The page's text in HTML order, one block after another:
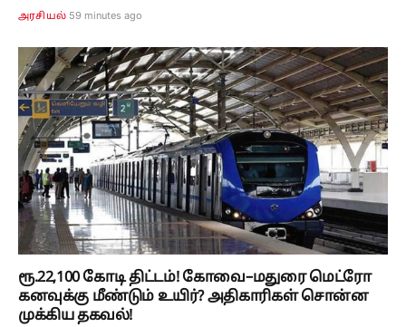
அரசியல் 59 minutes ago
ரூ.22,100 கோடி திட்டம்! கோவை–மதுரை மெட்ரோ
கனவுக்கு மீண்டும் உயிர்? அதிகாரிகள் சொன்ன
முக்கிய தகவல்!